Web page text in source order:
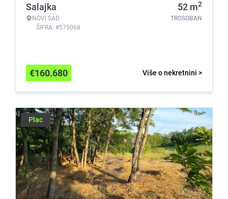
Salajka
NOVI SAD
ŠIFRA: #575068
52 m2
TROSOBAN
Više o nekretnini >
€160.680
Plac